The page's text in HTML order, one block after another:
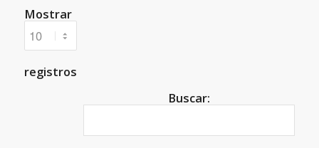
Mostrar
registros
Buscar: